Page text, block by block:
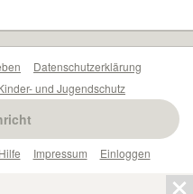
Datenschutzerklärung
und Jugendschutz
Hilfe Impressum Einloggen